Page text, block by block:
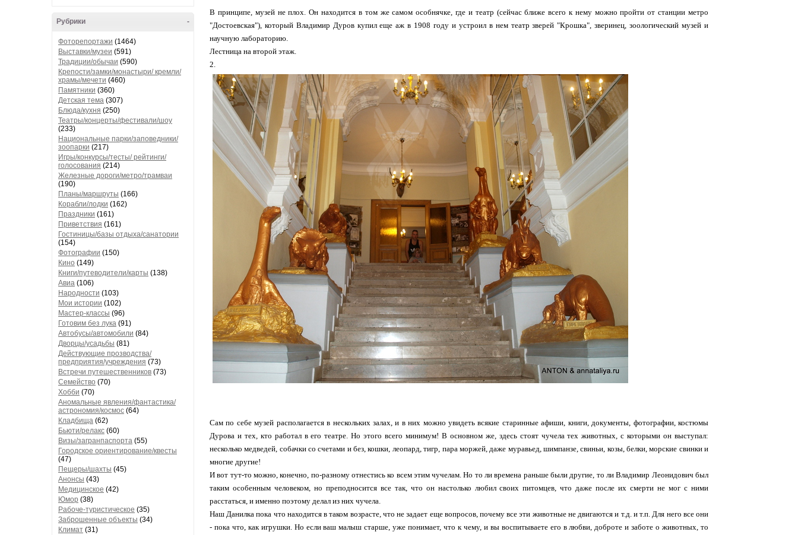
-
Рубрики
Фоторепортажи (1464)
Выставки/музеи (591)
Традиции/обычаи (590)
Крепости/замки/монастыри/ кремли/
храмы/мечети (460)
Памятники (360)
Детская тема (307)
Блюда/кухня (250)
Театры/концерты/фестивали/шоу
(233)
Национальные парки/заповедники/
зоопарки (217)
Игры/конкурсы/тесты/ рейтинги/
голосования (214)
Железные дороги/метро/трамваи
(190)
Планы/маршруты (166)
Корабли/лодки (162)
Праздники (161)
Приветствия (161)
Гостиницы/базы отдыха/санатории
(154)
Фотографии (150)
Кино (149)
Книги/путеводители/карты (138)
Авиа (106)
Народности (103)
Мои истории (102)
Мастер-классы (96)
Готовим без лука (91)
Автобусы/автомобили (84)
Дворцы/усадьбы (81)
Действующие прозводства/
предприятия/учреждения (73)
Встречи путешественников (73)
Семейство (70)
Хобби (70)
Аномальные явления/фантастика/
астрономия/космос (64)
Кладбища (62)
Бьюти/релакс (60)
Визы/загранпаспорта (55)
Городское ориентирование/квесты
(47)
Пещеры/шахты (45)
Анонсы (43)
Медицинское (42)
Юмор (38)
Рабоче-туристическое (35)
Заброшенные объекты (34)
Климат (31)
В принципе, музей не плох. Он находится в том же самом особнячке, где и театр (сейчас ближе всего к нему можно пройти от станции метро
"Достоевская"), который Владимир Дуров купил еще аж в 1908 году и устроил в нем театр зверей "Крошка", зверинец, зоологический музей и
научную лабораторию.
Лестница на второй этаж.
2.
Сам по себе музей располагается в нескольких залах, и в них можно увидеть всякие старинные афиши, книги, документы, фотографии, костюмы
Дурова и тех, кто работал в его театре. Но этого всего минимум! В основном же, здесь стоят чучела тех животных, с которыми он выступал:
несколько медведей, собачки со счетами и без, кошки, леопард, тигр, пара моржей, даже муравьед, шимпанзе, свиньи, козы, белки, морские свинки и
многие другие!
И вот тут-то можно, конечно, по-разному отнестись ко всем этим чучелам. Но то ли времена раньше были другие, то ли Владимир Леонидович был
таким особенным человеком, но преподносится все так, что он настолько любил своих питомцев, что даже после их смерти не мог с ними
расстаться, и именно поэтому делал из них чучела.
Наш Данилка пока что находится в таком возрасте, что не задает еще вопросов, почему все эти животные не двигаются и т.д. и т.п. Для него все они
- пока что, как игрушки. Но если ваш малыш старше, уже понимает, что к чему, и вы воспитываете его в любви, доброте и заботе о животных, то